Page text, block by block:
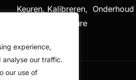
experience,
analyse our traffic.
our use of
Keuren, Kalibreren, Onderhoud
Klachtenprocedure